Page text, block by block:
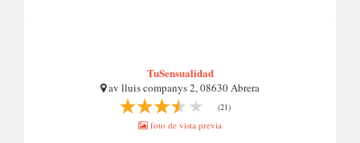
TuSensualidad
av lluis companys 2, 08630 Abrera
(21)
foto de vista previa